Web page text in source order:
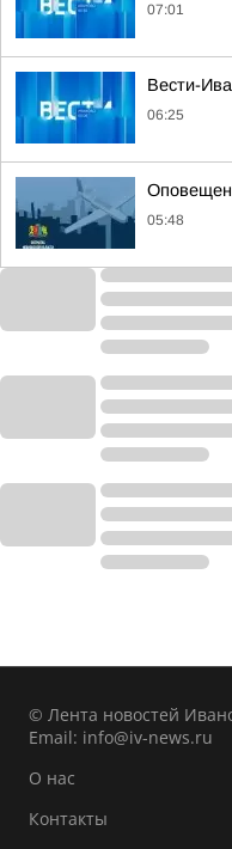
07:01
Вести-
06:25
05:48
© Лента новостей
Email: info@iv-news.ru
О нас
Контакты